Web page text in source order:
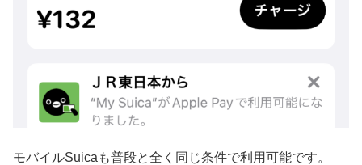
モバイルSuicaも普段と全く同じ条件で利用可能です。